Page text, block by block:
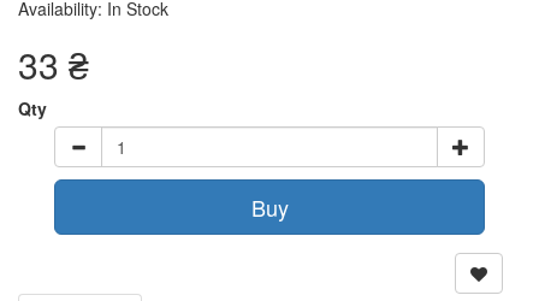
Availability: In Stock
33 ₴
Qty
Buy